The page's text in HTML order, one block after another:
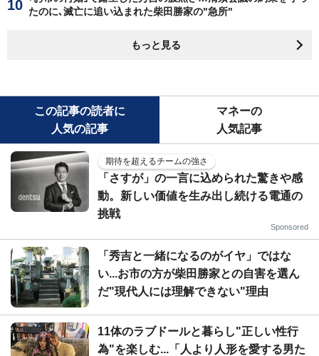
たのに､滅亡に追い込まれた柴田勝家の"急所"
もっと見る
この記事の読者に
人気の記事
マネーの
人気記事
期待を超えるチームの強さ
「さすが」の一言に込められた驚きや感
動。新しい価値を生み出し続ける電通の
挑戦
Sponsored
「秀吉と一緒になるのがイヤ」ではな
い...お市の方が柴田勝家との自害を選ん
だ"現代人には理解できない"理由
11体のラブドールと暮らし"正しい性行
為"を楽しむ...「人より人形を愛する男た